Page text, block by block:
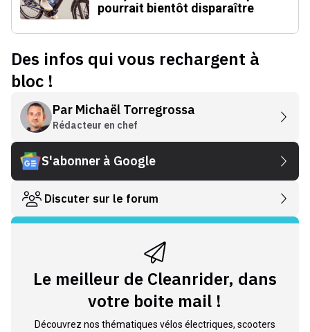
pourrait bientôt disparaître
Des infos qui vous rechargent à
bloc !
Par Michaël Torregrossa
Rédacteur en chef
S'abonner à Google
Discuter sur le forum
Le meilleur de Cleanrider, dans
votre boite mail !
Découvrez nos thématiques vélos électriques, scooters